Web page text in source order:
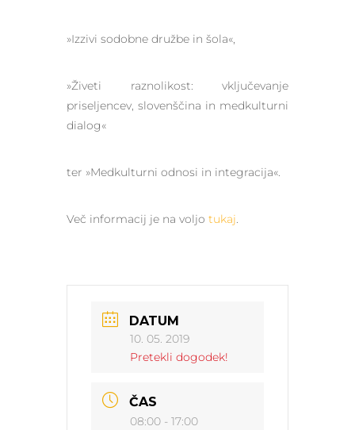
»Izzivi sodobne družbe in šola«,
»Živeti raznolikost: vključevanje
priseljencev, slovenščina in medkulturni
dialog«
ter »Medkulturni odnosi in integracija«.
Več informacij je na voljo tukaj.
DATUM
10. 05. 2019
Pretekli dogodek!
ČAS
08:00 - 17:00